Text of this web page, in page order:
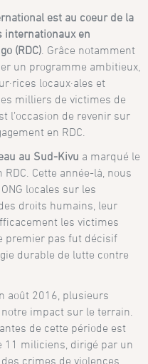
est au coeur de la
internationaux en
(RDC) . Grâce notamment
un programme ambitieux,
locaux·ales et
milliers de victimes de
l’occasion de revenir sur
en RDC.
au Sud-Kivu a marqué le
Cette année-là, nous
locales sur les
droits humains, leur
les victimes
premier pas fut décisif
durable de lutte contre
août 2016, plusieurs
impact sur le terrain.
de cette période est
11 miliciens, dirigé par un
crimes de violences